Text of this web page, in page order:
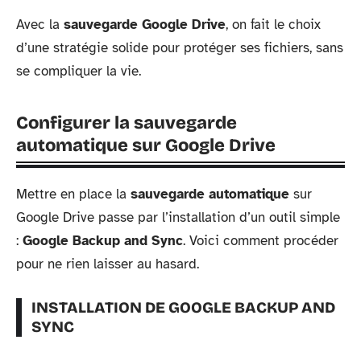
Avec la sauvegarde Google Drive, on fait le choix
d’une stratégie solide pour protéger ses fichiers, sans
se compliquer la vie.
Configurer la sauvegarde
automatique sur Google Drive
Mettre en place la sauvegarde automatique sur
Google Drive passe par l’installation d’un outil simple
: Google Backup and Sync. Voici comment procéder
pour ne rien laisser au hasard.
INSTALLATION DE GOOGLE BACKUP AND
SYNC